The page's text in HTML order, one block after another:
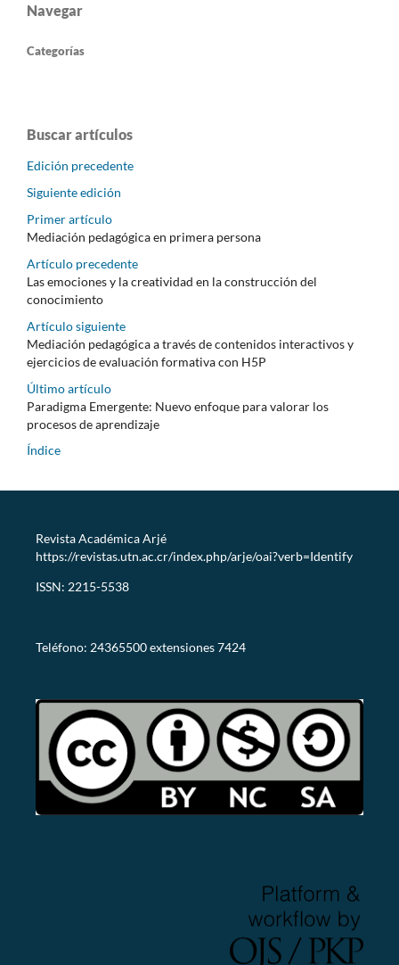
Navegar
Categorías
Buscar artículos
Edición precedente
Siguiente edición
Primer artículo
Mediación pedagógica en primera persona
Artículo precedente
Las emociones y la creatividad en la construcción del
conocimiento
Artículo siguiente
Mediación pedagógica a través de contenidos interactivos y
ejercicios de evaluación formativa con H5P
Último artículo
Paradigma Emergente: Nuevo enfoque para valorar los
procesos de aprendizaje
Índice
Revista Académica Arjé
https://revistas.utn.ac.cr/index.php/arje/oai?verb=Identify
ISSN: 2215-5538
Teléfono: 24365500 extensiones 7424